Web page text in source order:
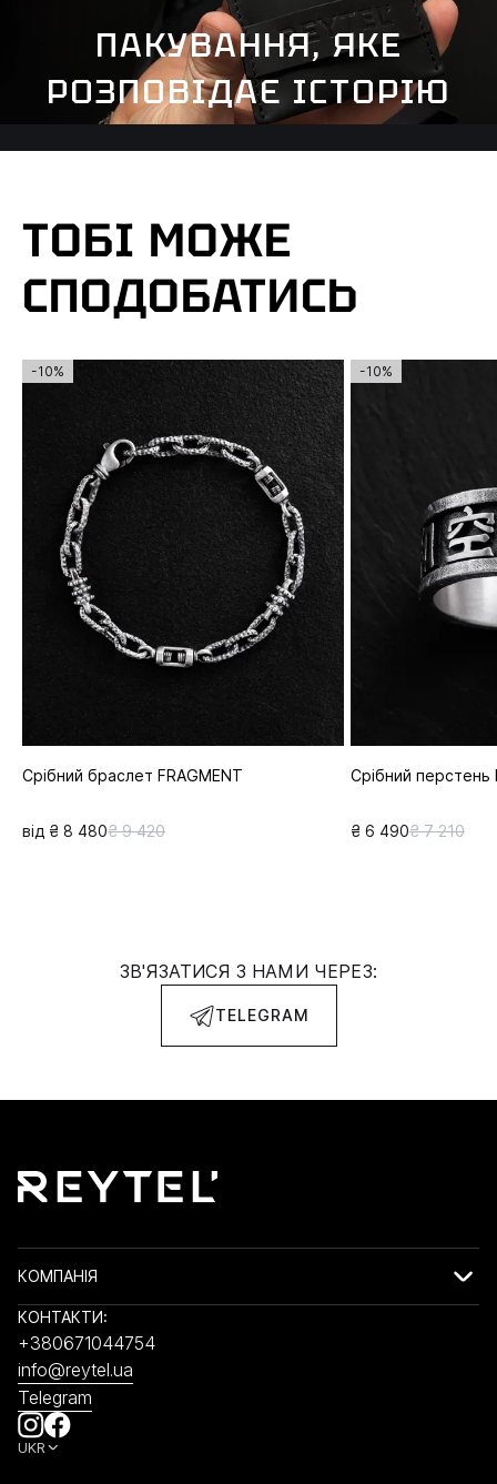
ПАКУВАННЯ, ЯКЕ
РОЗПОВІДАЄ ІСТОРІЮ
ТОБІ МОЖЕ
СПОДОБАТИСЬ
-10%
Срібний браслет FRAGMENT
від ₴ 8 480₴ 9 420
-10%
Срібний перстень
₴ 6 490₴ 7 210
ЗВ'ЯЗАТИСЯ З НАМИ ЧЕРЕЗ:
TELEGRAM
КОМПАНІЯ
КОНТАКТИ:
+380671044754
info@reytel.ua
Telegram
UKR